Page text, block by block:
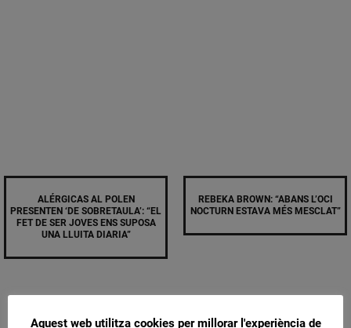
ALÉRGICAS AL POLEN
PRESENTEN ‘DE SOBRETAULA’: “EL
FET DE SER JOVES ENS SUPOSA
UNA LLUITA DIARIA”
REBEKA BROWN: “ABANS L’OCI
NOCTURN ESTAVA MÉS MESCLAT”
Aquest web utilitza cookies per millorar l'experiència de